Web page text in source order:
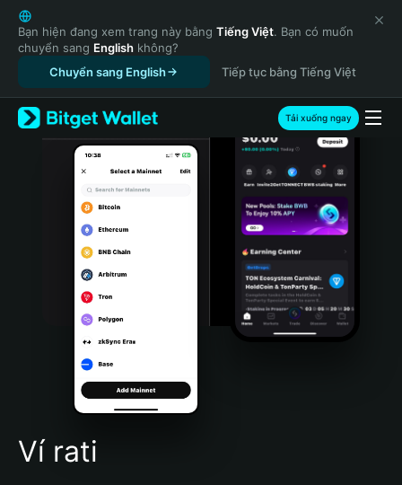
English
日本語
Tiếng Việt
Русский
Español (Latinoamérica)
Türkçe
Italiano
Português (Portugal)
Bahasa Indonesia
Português (Brasil)
Español (Argentina)
Bạn hiện đang xem trang này bằng Tiếng Việt. Bạn có muốn
chuyển sang English không?
Chuyển sang English
Tiếp tục bằng Tiếng Việt
Tải xuống ngay
Ví rati